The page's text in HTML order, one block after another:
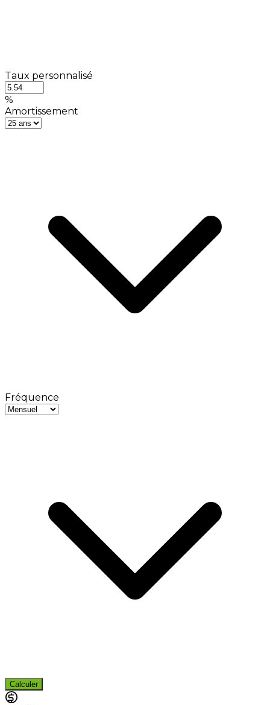
Taux personnalisé
%
Amortissement
Fréquence
Calculer